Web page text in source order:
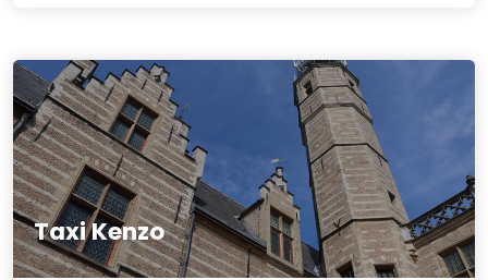
Taxi Kenzo